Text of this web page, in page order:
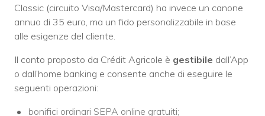
Classic (circuito Visa/Mastercard) ha invece un canone
annuo di 35 euro, ma un fido personalizzabile in base
alle esigenze del cliente.
Il conto proposto da Crédit Agricole è gestibile dall’App
o dall’home banking e consente anche di eseguire le
seguenti operazioni:
bonifici ordinari SEPA online gratuiti;